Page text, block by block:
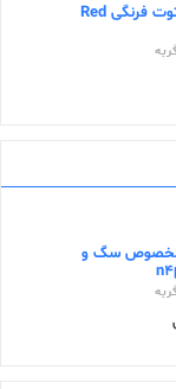
اسپری شامپو خشک رایحه توت فرنگی Red
مخصوص سگ و